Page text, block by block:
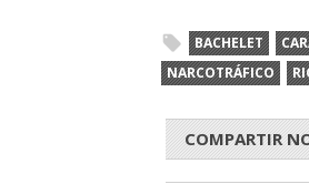
BACHELET
NARCOTRÁFICO
COMPARTIR